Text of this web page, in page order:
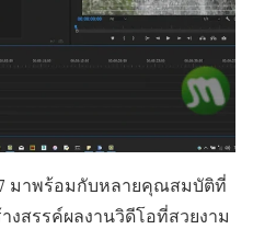
มาพร้อมกับหลายคุณสมบัติที่
งสรรค์ผลงานวิดีโอที่สวยงาม